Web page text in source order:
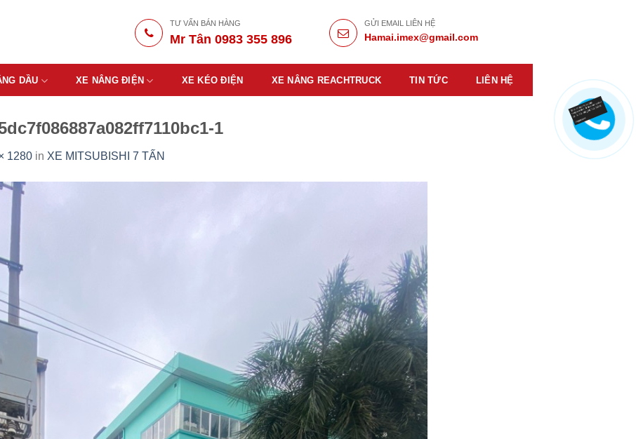
TƯ VẤN BÁN HÀNG
Mr Tân 0983 355 896
GỬI EMAIL LIÊN HỆ
Hamai.imex@gmail.com
DẦU XE NÂNG ĐIỆN XE KÉO ĐIỆN XE NÂNG REACHTRUCK TIN TỨC LIÊN HỆ
1
1280 in XE MITSUBISHI 7 TẤN